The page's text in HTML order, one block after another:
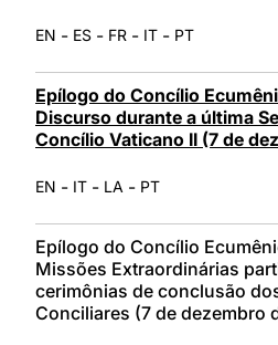
EN - ES - FR - IT - PT
Epílogo do Concílio
Discurso durante a última
Concílio Vaticano II (7 de
EN - IT - LA - PT
Epílogo do Concílio
Missões Extraordinárias
cerimônias de conclusão
Conciliares (7 de dezembro